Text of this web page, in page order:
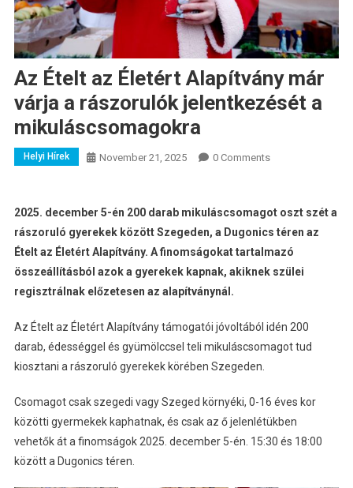
Az Ételt az Életért Alapítvány már
várja a rászorulók jelentkezését a
mikuláscsomagokra
Helyi Hírek November 21, 2025 0 Comments
2025. december 5-én 200 darab mikuláscsomagot oszt szét a
rászoruló gyerekek között Szegeden, a Dugonics téren az
Ételt az Életért Alapítvány. A finomságokat tartalmazó
összeállításból azok a gyerekek kapnak, akiknek szülei
regisztrálnak előzetesen az alapítványnál.
Az Ételt az Életért Alapítvány támogatói jóvoltából idén 200
darab, édességgel és gyümölccsel teli mikuláscsomagot tud
kiosztani a rászoruló gyerekek körében Szegeden.
Csomagot csak szegedi vagy Szeged környéki, 0-16 éves kor
közötti gyermekek kaphatnak, és csak az ő jelenlétükben
vehetők át a finomságok 2025. december 5-én. 15:30 és 18:00
között a Dugonics téren.